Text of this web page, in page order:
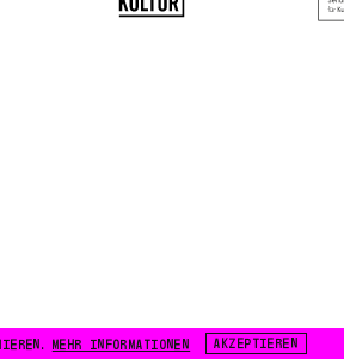
MEHR INFORMATIONEN AKZEPTIEREN